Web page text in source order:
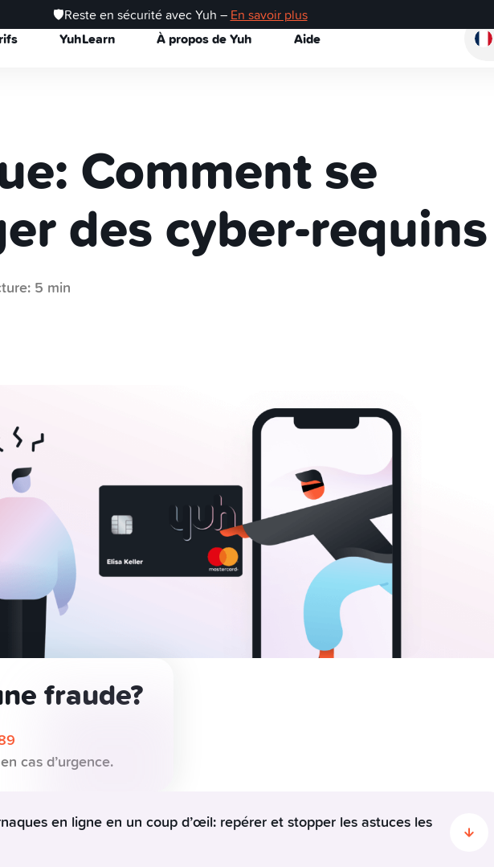
🛡️Reste en sécurité avec Yuh – En savoir plus
YuhLearn À propos de Yuh Aide
Comment se
des cyber-requins
5 min
fraude?
cas d’urgence.
en ligne en un coup d’œil: repérer et stopper les astuces les